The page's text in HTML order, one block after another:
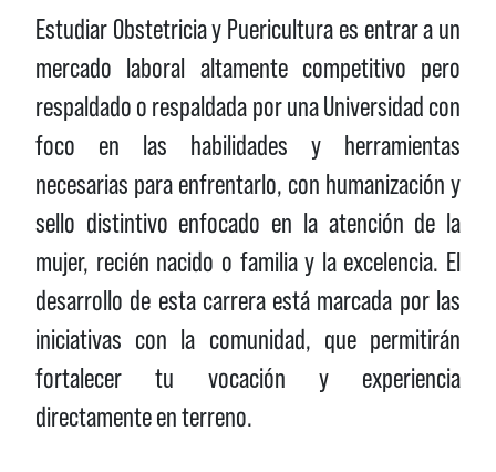
Estudiar Obstetricia y Puericultura es entrar a un
mercado laboral altamente competitivo pero
respaldado o respaldada por una Universidad con
foco en las habilidades y herramientas
necesarias para enfrentarlo, con humanización y
sello distintivo enfocado en la atención de la
mujer, recién nacido o familia y la excelencia. El
desarrollo de esta carrera está marcada por las
iniciativas con la comunidad, que permitirán
fortalecer tu vocación y experiencia
directamente en terreno.